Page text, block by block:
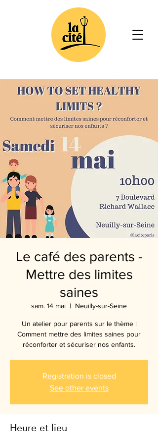
Le café des parents -
Mettre des limites
saines
sam. 14 mai
  |
Neuilly-sur-Seine
Un atelier pour parents sur le thème :
Comment mettre des limites saines pour
réconforter et sécuriser nos enfants.
Registration is closed
See other events
Heure et lieu